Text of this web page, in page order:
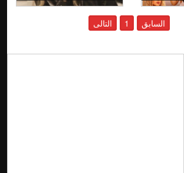
السابق 1 التالى